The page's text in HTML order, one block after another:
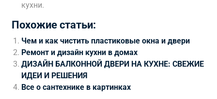
кухни.
Похожие статьи:
Чем и как чистить пластиковые окна и двери
Ремонт и дизайн кухни в домах
ДИЗАЙН БАЛКОННОЙ ДВЕРИ НА КУХНЕ: СВЕЖИЕ
ИДЕИ И РЕШЕНИЯ
Все о сантехнике в картинках